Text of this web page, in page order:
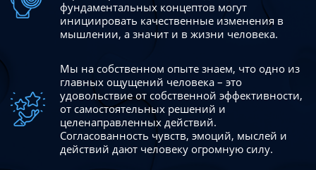
фундаментальных концептов могут
инициировать качественные изменения в
мышлении, а значит и в жизни человека.
Мы на собственном опыте знаем, что одно из
главных ощущений человека – это
удовольствие от собственной эффективности,
от самостоятельных решений и
целенаправленных действий.
Согласованность чувств, эмоций, мыслей и
действий дают человеку огромную силу.